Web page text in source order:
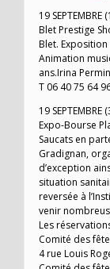
19 SEPTEMBRE
Blet Prestige
Blet.
Animation
ans.Irina
T 06 40 75 64
19 SEPTEMBRE
Expo-Bourse
Saucats en
Gradignan,
d’exception
situation
reversée à
venir
Les
Comité des
4 rue Louis